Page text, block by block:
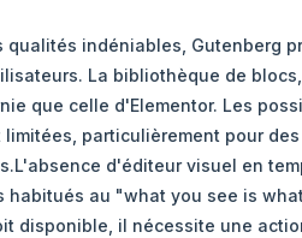
qualités indéniables, Gutenberg
La bibliothèque de
que celle d'Elementor. Les
limitées, particulièrement pour
d'éditeur visuel en
habitués au "what you see is
disponible, il nécessite une